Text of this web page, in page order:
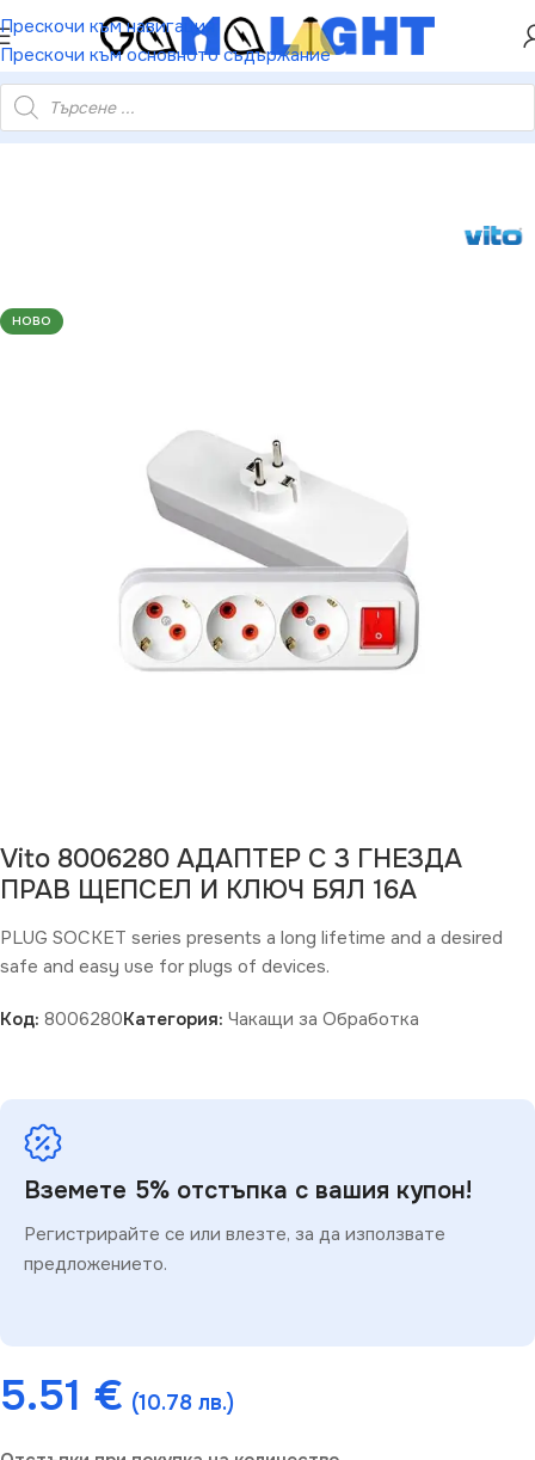
Прескочи към навигация
Прескочи към основното съдържание
НАМАЛЕНИЕ ОТ 5%
АДАПТЕР С 3 ГНЕЗДА ПРАВ ЩЕПСЕЛ И КЛЮЧ БЯЛ 16A
НОВО
Vito 8006280 АДАПТЕР С 3 ГНЕЗДА
ПРАВ ЩЕПСЕЛ И КЛЮЧ БЯЛ 16A
PLUG SOCKET series presents a long lifetime and a desired
safe and easy use for plugs of devices.
Код: 8006280Категория: Чакащи за Обработка
Вземете 5% отстъпка с вашия купон!
Регистрирайте се или влезте, за да използвате
предложението.
5.51 € (10.78 лв.)